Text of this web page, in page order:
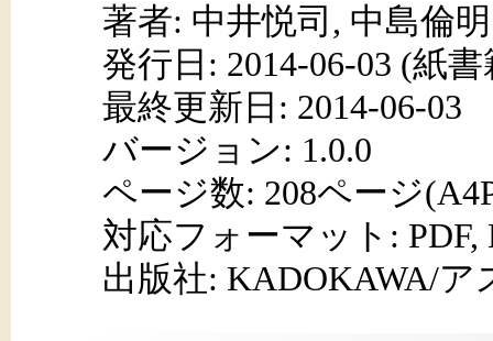
著者: 中井悦司, 中島倫明
発行日: 2014-06-03 (紙書
最終更新日: 2014-06-03
バージョン: 1.0.0
ページ数: 208ページ
対応フォーマット: PDF,
出版社: KADOKAWA/